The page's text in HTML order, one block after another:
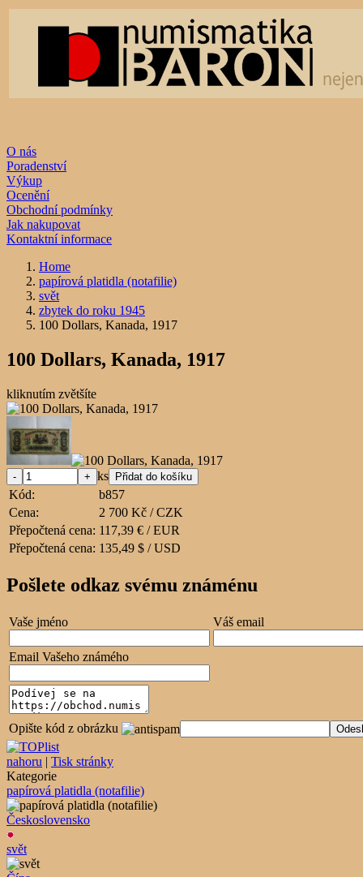
O nás
Poradenství
Výkup
Ocenění
Obchodní podmínky
Jak nakupovat
Kontaktní informace
Home
papírová platidla (notafilie)
svět
zbytek do roku 1945
100 Dollars, Kanada, 1917
100 Dollars, Kanada, 1917
kliknutím zvětšíte
ks
Kód:
b857
Cena:
2 700 Kč / CZK
Přepočtená cena: 117,39 € / EUR
Přepočtená cena: 135,49 $ / USD
Pošlete odkaz svému známénu
Vaše jméno Váš email
Email Vašeho známého
Opište kód z obrázku
nahoru | Tisk stránky
Kategorie
papírová platidla (notafilie)
Československo
svět